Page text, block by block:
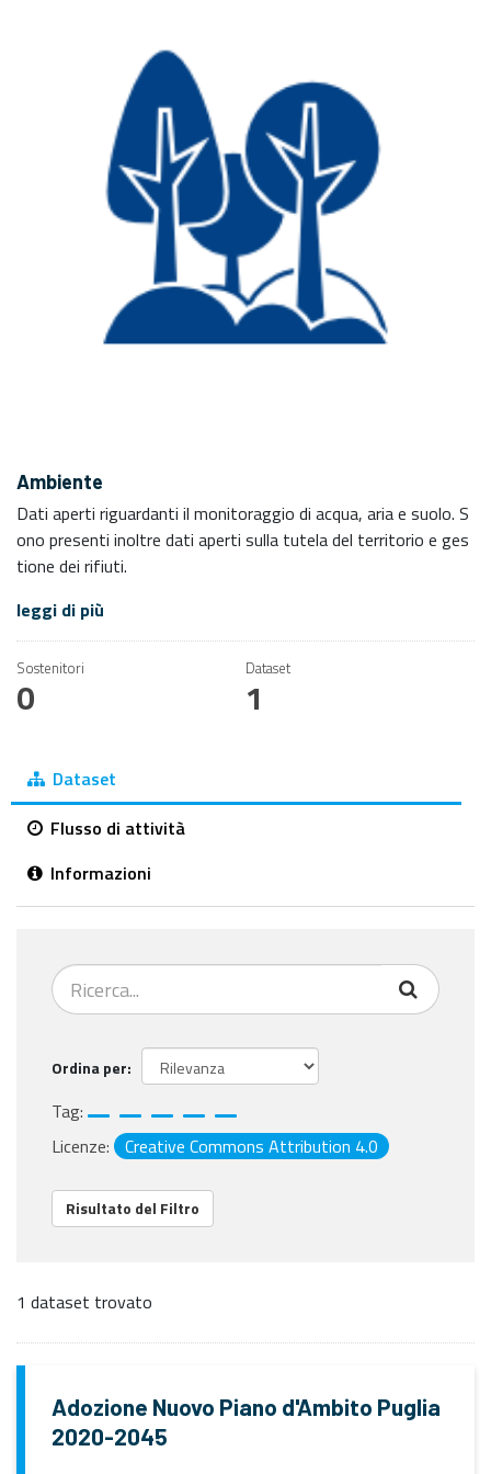
Ambiente
Dati aperti riguardanti il monitoraggio di acqua, aria e suolo. S
ono presenti inoltre dati aperti sulla tutela del territorio e ges
tione dei rifiuti.
leggi di più
Sostenitori
0
Dataset
1
Dataset
Flusso di attività
Informazioni
Ordina per
Tag:
Licenze:
Creative Commons Attribution 4.0
Risultato del Filtro
1 dataset trovato
Adozione Nuovo Piano d'Ambito Puglia
2020-2045